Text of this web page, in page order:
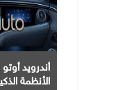
أندرويد
الأنظمة